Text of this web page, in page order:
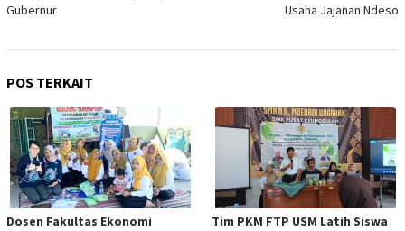
Gubernur
Usaha Jajanan Ndeso
POS TERKAIT
Dosen Fakultas Ekonomi
Tim PKM FTP USM Latih Siswa